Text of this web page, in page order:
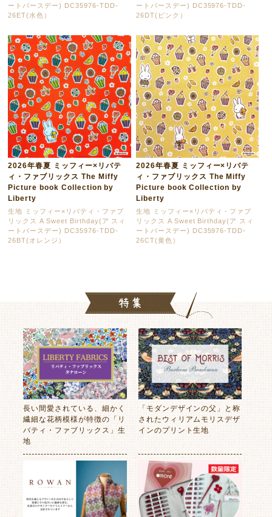
ートバースデー) DC35976-TDD-
26ET(水色）
ートバースデー) DC35976-TDD-
26DT(ピンク）
2026年春夏 ミッフィー×リバテ
ィ・ファブリックス The Miffy
Picture book Collection by
Liberty
生地 ミッフィー×リバティ・ファブ
リックス A Sweet Birthday(ア スィ
ートバースデー) DC35976-TDD-
26BT(オレンジ）
2026年春夏 ミッフィー×リバテ
ィ・ファブリックス The Miffy
Picture book Collection by
Liberty
生地 ミッフィー×リバティ・ファブ
リックス A Sweet Birthday(ア スィ
ートバースデー) DC35976-TDD-
26CT(黄色）
長い間愛されている、細かく
繊細な花柄模様が特徴の「リ
バティ・ファブリックス」生
地
「モダンデザインの父」と称
されたウィリアムモリスデザ
インのプリント生地